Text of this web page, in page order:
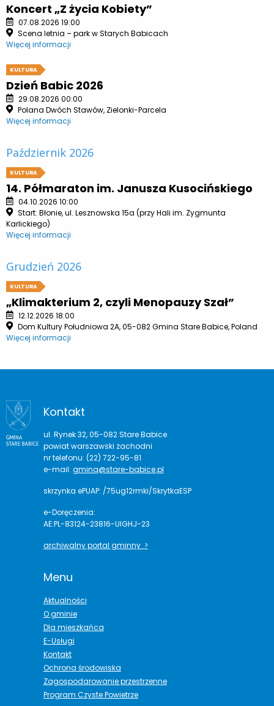
Koncert „Z życia Kobiety”
07.08.2026 19:00
Scena letnia – park w Starych Babicach
Więcej informacji
KULTURA
Dzień Babic 2026
29.08.2026 00:00
Polana Dwóch Stawów, Zielonki-Parcela
Więcej informacji
Październik 2026
KULTURA
14. Półmaraton im. Janusza Kusocińskiego
04.10.2026 10:00
Start: Błonie, ul. Lesznowska 15a (przy Hali im. Zygmunta
Karlickiego)
Więcej informacji
Grudzień 2026
KULTURA
„Klimakterium 2, czyli Menopauzy Szał”
12.12.2026 18:00
Dom Kultury Południowa 2A, 05-082 Gmina Stare Babice, Poland
Więcej informacji
Kontakt
ul. Rynek 32, 05-082 Stare Babice
powiat warszawski zachodni
nr telefonu: (22) 722-95-81
e-mail: gmina@stare-babice.pl
skrzynka ePUAP: /75ug12rmki/SkrytkaESP
e-Doręczenia:
AE:PL-83124-23816-UIGHJ-23
archiwalny portal gminny >
Menu
Aktualności
O gminie
Dla mieszkańca
E-Usługi
Kontakt
Ochrona środowiska
Zagospodarowanie przestrzenne
Program Czyste Powietrze